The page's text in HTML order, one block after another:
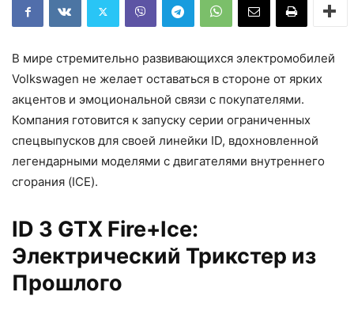
В мире стремительно развивающихся электромобилей
Volkswagen не желает оставаться в стороне от ярких
акцентов и эмоциональной связи с покупателями.
Компания готовится к запуску серии ограниченных
спецвыпусков для своей линейки ID, вдохновленной
легендарными моделями с двигателями внутреннего
сгорания (ICE).
ID 3 GTX Fire+Ice:
Электрический Трикстер из
Прошлого